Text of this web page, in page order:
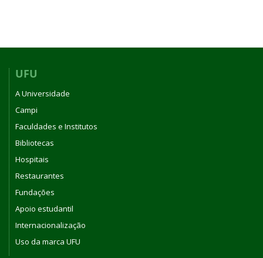
UFU
A Universidade
Campi
Faculdades e Institutos
Bibliotecas
Hospitais
Restaurantes
Fundações
Apoio estudantil
Internacionalização
Uso da marca UFU